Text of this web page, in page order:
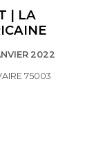
| LA
2022
75003